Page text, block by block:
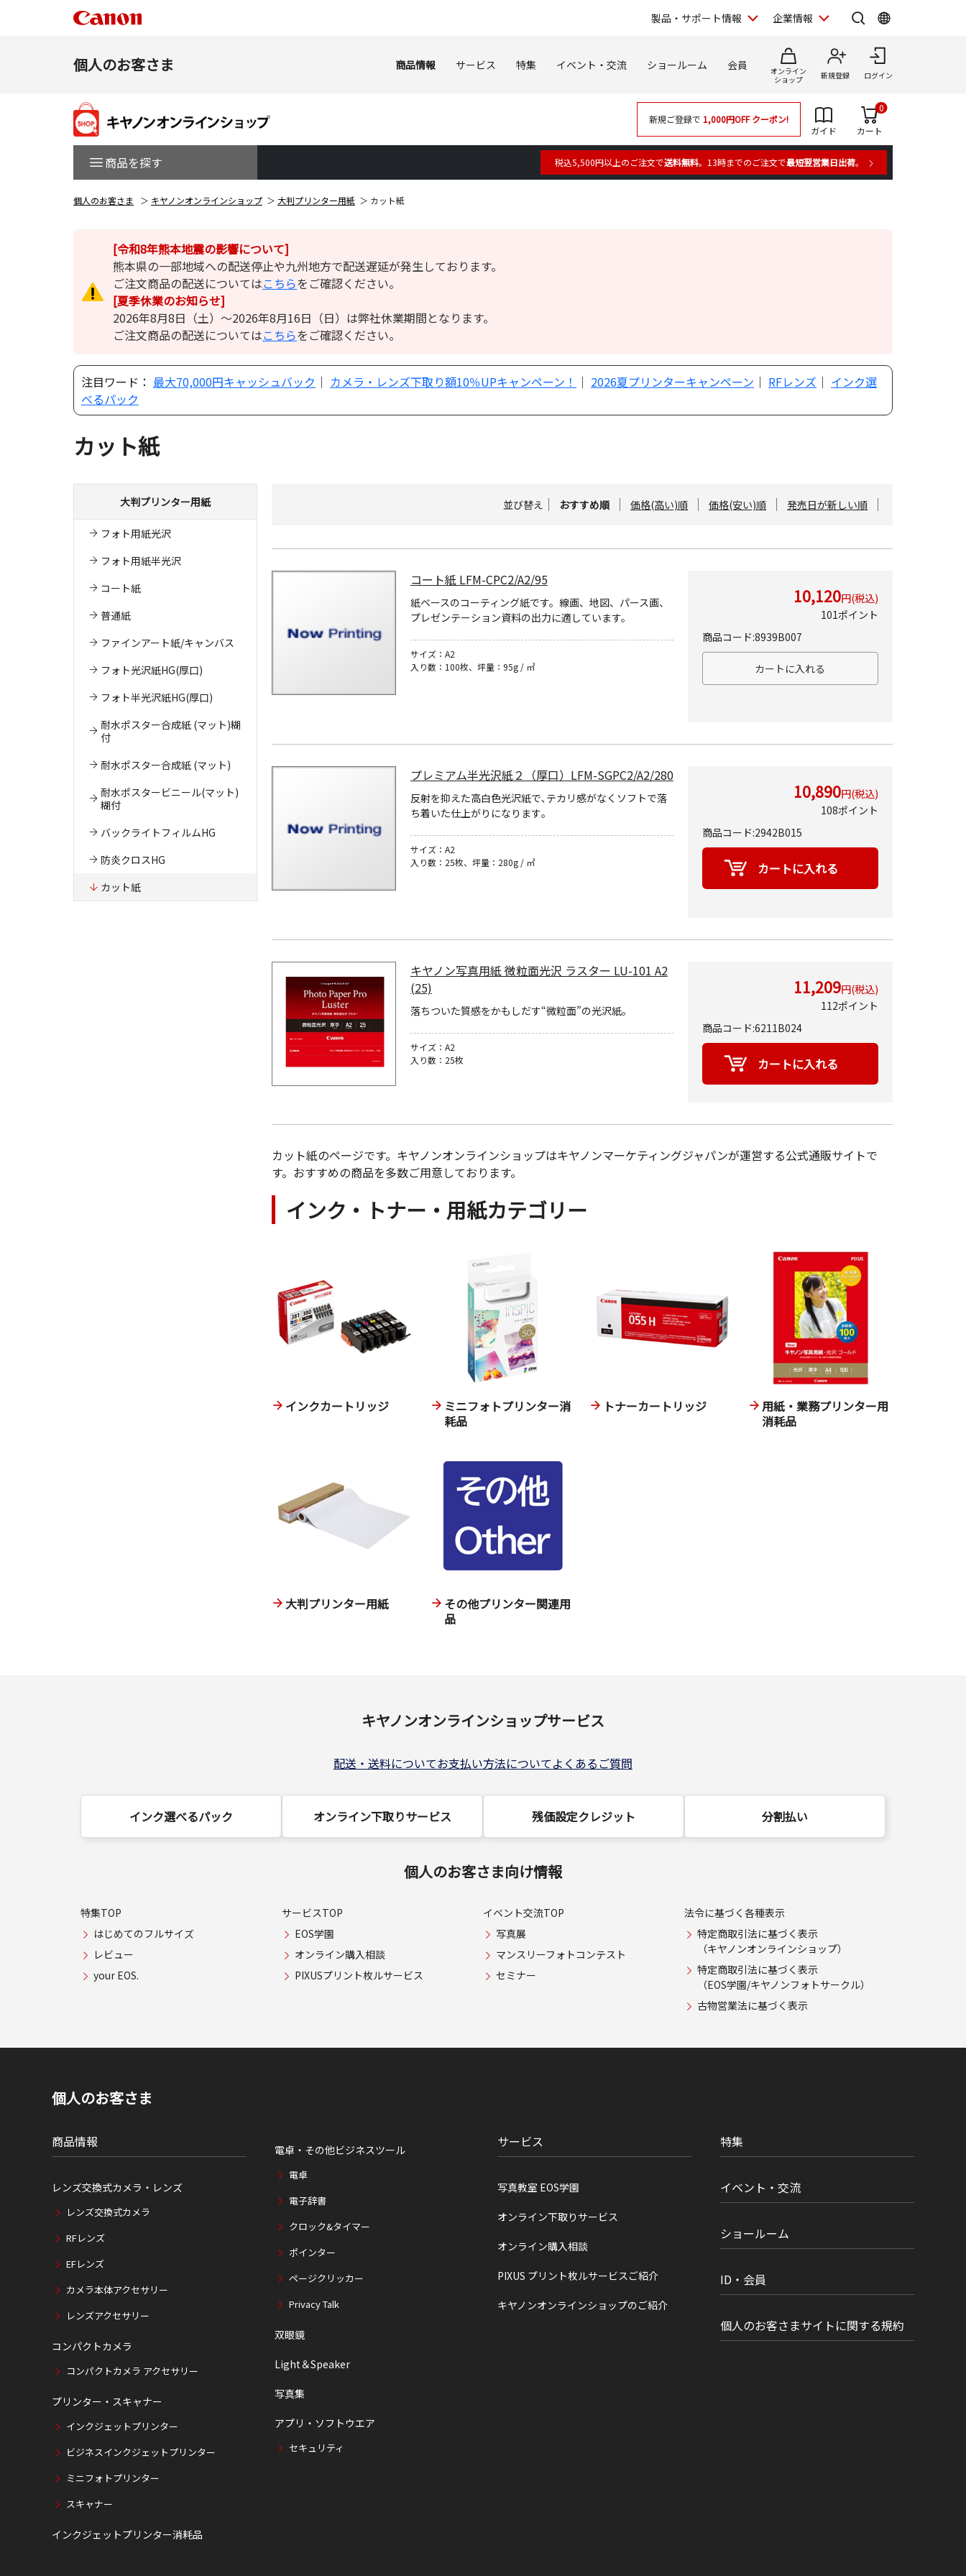
製品・サポート情報 企業情報
個人のお客さま 商品情報 サービス 特集 イベント・交流 ショールーム 会員
オンライン
ショップ
新規登録 ログイン
商品を探す
新規ご登録で 1,000円OFFクーポン!
ガイド
カート
0
税込5,500円以上のご注文で送料無料。13時までのご注文で最短翌営業日出荷。
個人のお客さま キヤノンオンラインショップ 大判プリンター用紙 カット紙
[令和8年熊本地震の影響について]
熊本県の一部地域への配送停止や九州地方で配送遅延が発生しております。
ご注文商品の配送についてはこちらをご確認ください。
[夏季休業のお知らせ]
2026年8月8日（土）～2026年8月16日（日）は弊社休業期間となります。
ご注文商品の配送についてはこちらをご確認ください。
注目ワード： 最大70,000円キャッシュバック ｜ カメラ・レンズ下取り額10％UPキャンペーン！ ｜ 2026夏プリンターキャンペーン ｜ RFレンズ ｜ インク選
べるパック
カット紙
大判プリンター用紙
フォト用紙光沢
フォト用紙半光沢
コート紙
普通紙
ファインアート紙/キャンバス
フォト光沢紙HG(厚口)
フォト半光沢紙HG(厚口)
耐水ポスター合成紙 (マット)糊
付
耐水ポスター合成紙 (マット)
耐水ポスタービニール(マット)
糊付
バックライトフィルムHG
防炎クロスHG
カット紙
並び替え おすすめ順 価格(高い)順 価格(安い)順 発売日が新しい順
コート紙 LFM-CPC2/A2/95
紙ベースのコーティング紙です。線画、地図、パース画、
プレゼンテーション資料の出力に適しています。
サイズ：A2
入り数：100枚、坪量：95g / ㎡
10,120円(税込)
101ポイント
商品コード:8939B007
プレミアム半光沢紙２（厚口）LFM-SGPC2/A2/280
反射を抑えた高白色光沢紙で､テカリ感がなくソフトで落
ち着いた仕上がりになります｡
サイズ：A2
入り数：25枚、坪量：280g / ㎡
10,890円(税込)
108ポイント
商品コード:2942B015
キヤノン写真用紙 微粒面光沢 ラスター LU-101 A2
(25)
落ちついた質感をかもしだす“微粒面”の光沢紙。
サイズ：A2
入り数：25枚
11,209円(税込)
112ポイント
商品コード:6211B024
カット紙のページです。キヤノンオンラインショップはキヤノンマーケティングジャパンが運営する公式通販サイトで
す。おすすめの商品を多数ご用意しております。
インク・トナー・用紙カテゴリー
インクカートリッジ
ミニフォトプリンター消
耗品
トナーカートリッジ
用紙・業務プリンター用
消耗品
大判プリンター用紙
その他プリンター関連用
品
キヤノンオンラインショップサービス
配送・送料についてお支払い方法についてよくあるご質問
インク選べるパック オンライン下取りサービス 残価設定クレジット 分割払い
個人のお客さま向け情報
特集TOP
はじめてのフルサイズ
レビュー
your EOS.
サービスTOP
EOS学園
オンライン購入相談
PIXUSプリント枚ルサービス
イベント交流TOP
写真展
マンスリーフォトコンテスト
セミナー
法令に基づく各種表示
特定商取引法に基づく表示
（キヤノンオンラインショップ）
特定商取引法に基づく表示
（EOS学園/キヤノンフォトサークル）
古物営業法に基づく表示
個人のお客さま
商品情報
レンズ交換式カメラ・レンズ
レンズ交換式カメラ
RFレンズ
EFレンズ
カメラ本体アクセサリー
レンズアクセサリー
コンパクトカメラ
コンパクトカメラ アクセサリー
プリンター・スキャナー
インクジェットプリンター
ビジネスインクジェットプリンター
ミニフォトプリンター
スキャナー
インクジェットプリンター消耗品
電卓・その他ビジネスツール
電卓
電子辞書
クロック&タイマー
ポインター
ページクリッカー
Privacy Talk
双眼鏡
Light＆Speaker
写真集
アプリ・ソフトウエア
セキュリティ
サービス
写真教室 EOS学園
オンライン下取りサービス
オンライン購入相談
PIXUS プリント枚ルサービスご紹介
キヤノンオンラインショップのご紹介
特集
イベント・交流
ショールーム
ID・会員
個人のお客さまサイトに関する規約